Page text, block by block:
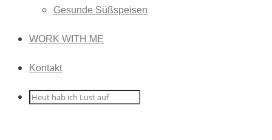
Gesunde Süßspeisen
WORK WITH ME
Kontakt